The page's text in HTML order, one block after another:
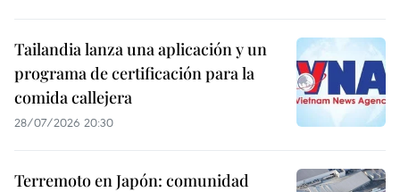
Tailandia lanza una aplicación y un
programa de certificación para la
comida callejera
28/07/2026 20:30
Terremoto en Japón: comunidad